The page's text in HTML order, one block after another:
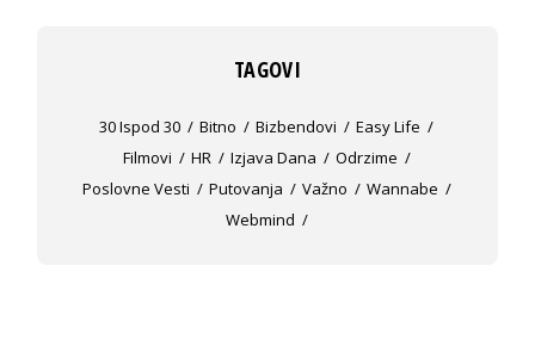
TAGOVI
30 Ispod 30 Bitno Bizbendovi
Easy Life
Filmovi
HR Izjava Dana
Odrzime
Poslovne Vesti
Putovanja Važno
Wannabe
Webmind